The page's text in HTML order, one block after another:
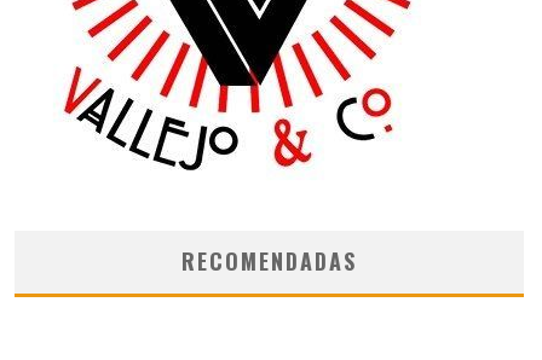
RECOMENDADAS